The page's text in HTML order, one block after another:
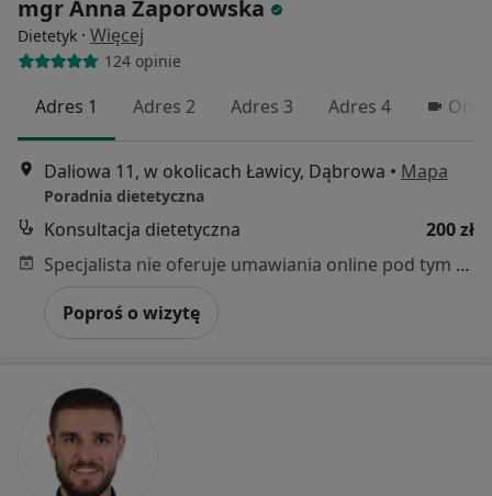
mgr Anna Zaporowska
Dietetyk · Więcej
124 opinie
Adres 1 Adres 2 Adres 3 Adres 4
Daliowa 11, w okolicach Ławicy, Dąbrowa • Mapa
Poradnia dietetyczna
Konsultacja dietetyczna
200 zł
Specjalista nie oferuje umawiania online pod tym adresem.
Poproś o wizytę